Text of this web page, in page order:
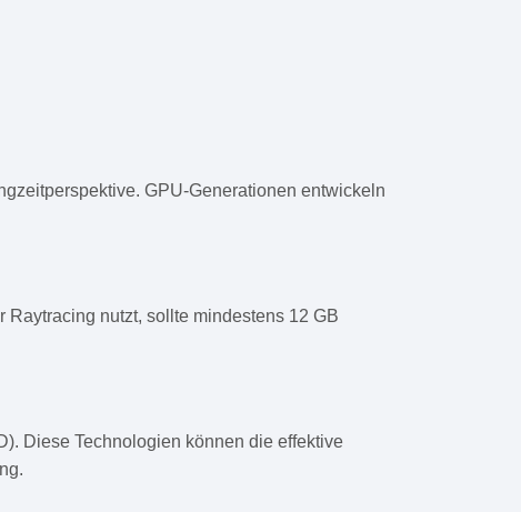
GPU-Generationen entwickeln
nutzt, sollte mindestens 12 GB
Diese Technologien können die effektive